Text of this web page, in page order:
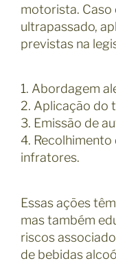
motorista. Caso
ultrapassado,
previstas na
1. Abordagem
2. Aplicação do
3. Emissão de
4.
infratores.
Essas ações
mas também
riscos
de bebidas